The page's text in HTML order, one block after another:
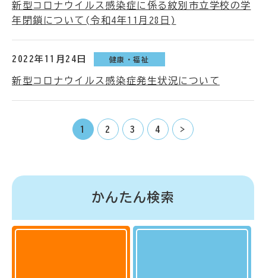
新型コロナウイルス感染症に係る紋別市立学校の学
年閉鎖について(令和4年11月28日)
2022年11月24日 健康・福祉
新型コロナウイルス感染症発生状況について
1 2 3 4 >
かんたん検索